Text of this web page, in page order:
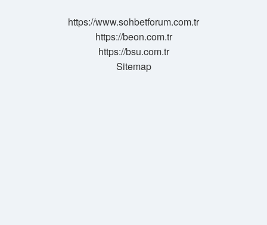
https://www.sohbetforum.com.tr
https://beon.com.tr
https://bsu.com.tr
Sitemap